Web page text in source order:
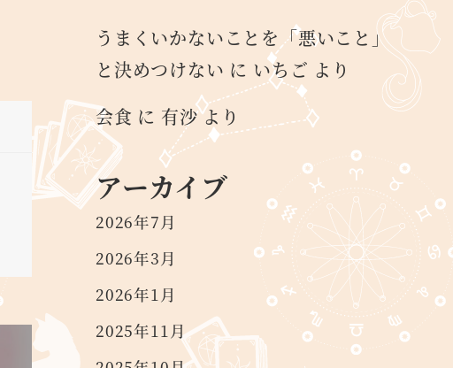
うまくいかないことを「悪いこと」
と決めつけない に いちご より
会食 に 有沙より
アーカイブ
2026年7月
2026年3月
2026年1月
2025年11月